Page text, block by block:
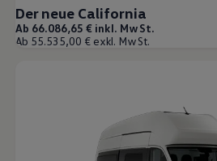
Karriere im Autohaus
Nachhaltigkeit
Kunden
75 Jahre Bulli Jubiläum
Bulli Magazin
Fahrzeugabholung ab Werk
Der neue California
Ab 66.086,65 € inkl. MwSt.
Ab 55.535,00 € exkl. MwSt.